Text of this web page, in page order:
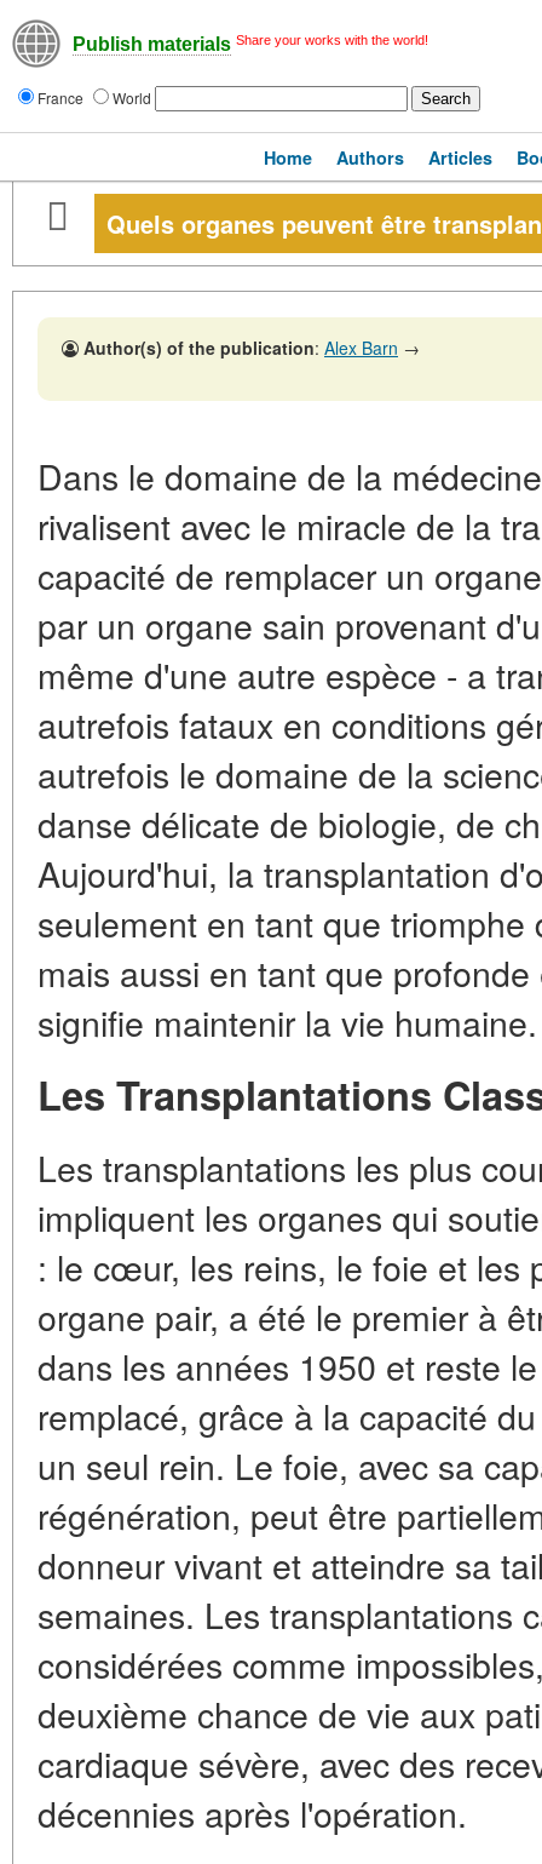
Publish materials Share your works with the world!
France World
Home Authors Articles
Quels organes peuvent être
Author(s) of the publication: Alex Barn →
Dans le domaine de la
rivalisent avec le miracle de la
capacité de remplacer un
par un organe sain provenant
même d'une autre espèce - a
autrefois fataux en conditions
autrefois le domaine de la
danse délicate de biologie, de
Aujourd'hui, la transplantation
seulement en tant que
mais aussi en tant que
signifie maintenir la vie humaine.
Les Transplantations
Les transplantations les plus
impliquent les organes qui
: le cœur, les reins, le foie et les
organe pair, a été le premier à
dans les années 1950 et reste
remplacé, grâce à la capacité
un seul rein. Le foie, avec sa
régénération, peut être
donneur vivant et atteindre sa
semaines. Les transplantations
considérées comme
deuxième chance de vie aux
cardiaque sévère, avec des
décennies après l'opération.